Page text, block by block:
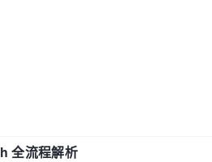
全流程解析